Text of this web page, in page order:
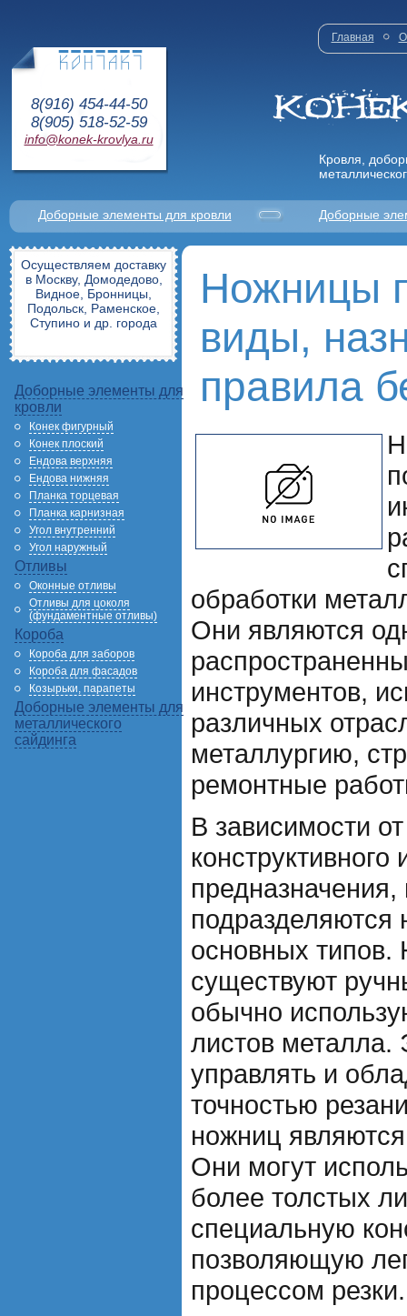
8(916) 454-44-50
8(905) 518-52-59
info@konek-krovlya.ru
Главная О
Кровля,
Доборные элементы для кровли Доборные
Осуществляем доставку
в Москву, Домодедово,
Видное, Бронницы,
Подольск, Раменское,
Ступино и др. города
Доборные элементы для
кровли
Конек фигурный
Конек плоский
Ендова верхняя
Ендова нижняя
Планка торцевая
Планка карнизная
Угол внутренний
Угол наружный
Отливы
Оконные отливы
Отливы для цоколя
(фундаментные отливы)
Короба
Короба для заборов
Короба для фасадов
Козырьки, парапеты
Доборные элементы для
металлического
сайдинга
Ножницы
виды,
правила
обработки
Они являются
инструментов,
различных
металлургию,
ремонтные
В зависимости
подразделяются
основных типов.
существуют
обычно
листов металла.
управлять и
точностью
ножниц
Они могут
более толстых
специальную
позволяющую
процессом резки.